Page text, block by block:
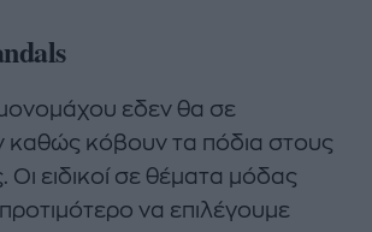
εδεν θα σε
καθώς κόβουν τα πόδια στους
ειδικοί σε θέματα μόδας
προτιμότερο να επιλέγουμε